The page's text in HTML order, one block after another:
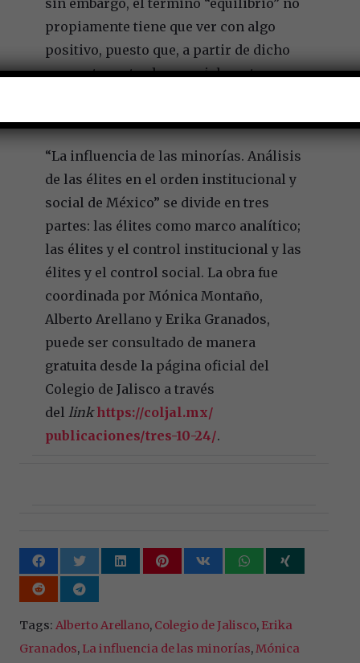
propiamente tiene que ver con algo
positivo, puesto que, a partir de dicho
concepto, se traduce socialmente con
amenazando a quienes no obedezcan.
“La influencia de las minorías. Análisis
de las élites en el orden institucional y
social de México” se divide en tres
partes: las élites como marco analítico;
las élites y el control institucional y las
élites y el control social. La obra fue
coordinada por Mónica Montaño,
Alberto Arellano y Erika Granados,
puede ser consultado de manera
gratuita desde la página oficial del
Colegio de Jalisco a través
del link https://coljal.mx/
publicaciones/tres-10-24/.
Tags: Alberto Arellano, Colegio de Jalisco, Erika
Granados, La influencia de las minorías,Mónica